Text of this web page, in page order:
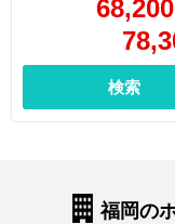
68,200
検索
福岡の